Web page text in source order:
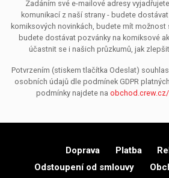
Zadáním své e-mailové adresy
komunikací z naší strany - budete
komiksových novinkách, budete mít možnost
budete dostávat pozvánky na komiksové
účastnit se i našich průzkumů, jak
Potvrzením (stiskem tlačítka Odeslat)
osobních údajů dle podmínek GDPR
podmínky najdete na
Doprava Platba
Odstoupení od smlouvy